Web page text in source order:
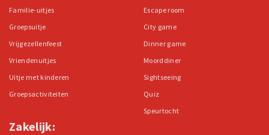
Familie-uitjes
Groepsuitje
Vrijgezellenfeest
Vriendenuitjes
Uitje met kinderen
Groepsactiviteiten
Zakelijk:
Escape room
City game
Dinner game
Moorddiner
Sightseeing
Quiz
Speurtocht